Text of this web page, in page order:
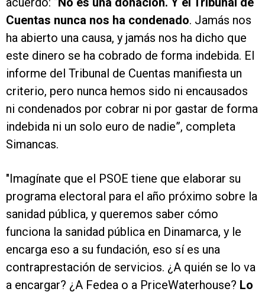
Cuentas nunca nos ha condenado. Jamás nos
ha abierto una causa, y jamás nos ha dicho que
este dinero se ha cobrado de forma indebida. El
informe del Tribunal de Cuentas manifiesta un
criterio, pero nunca hemos sido ni encausados
ni condenados por cobrar ni por gastar de forma
indebida ni un solo euro de nadie”, completa
Simancas.
"Imagínate que el PSOE tiene que elaborar su
programa electoral para el año próximo sobre la
sanidad pública, y queremos saber cómo
funciona la sanidad pública en Dinamarca, y le
encarga eso a su fundación, eso sí es una
contraprestación de servicios. ¿A quién se lo va
a encargar? ¿A Fedea o a PriceWaterhouse? Lo